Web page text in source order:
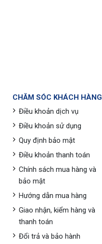
CHĂM SÓC KHÁCH HÀNG
Điều khoản dịch vụ
Điều khoản sử dụng
Quy định bảo mật
Điều khoản thanh toán
Chính sách mua hàng và
bảo mật
Hướng dẫn mua hàng
Giao nhận, kiểm hàng và
thanh toán
Đổi trả và bảo hành